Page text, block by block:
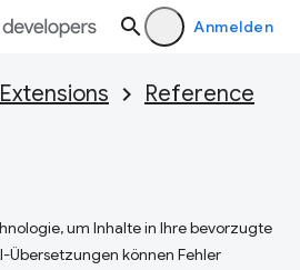
Anmelden
Reference
um Inhalte in Ihre bevorzugte
Übersetzungen können Fehler